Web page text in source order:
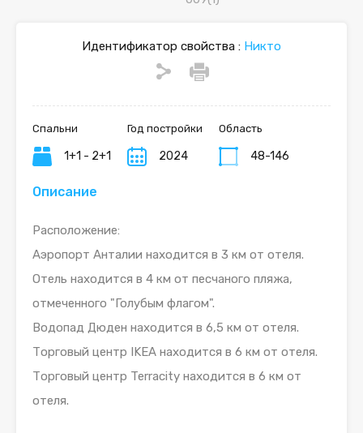
Идентификатор свойства : Никто
Спальни
1+1 - 2+1
Год постройки
2024
Область
48-146
Описание
Расположение:
Аэропорт Анталии находится в 3 км от отеля.
Отель находится в 4 км от песчаного пляжа,
отмеченного "Голубым флагом".
Водопад Дюден находится в 6,5 км от отеля.
Торговый центр IKEA находится в 6 км от отеля.
Торговый центр Terracity находится в 6 км от
отеля.